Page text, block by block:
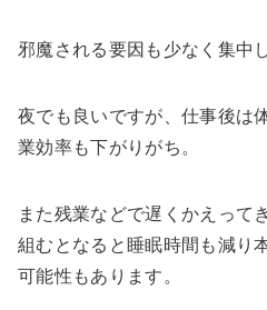
邪魔される要因も少なく集中
夜でも良いですが、仕事後は
業効率も下がりがち。
また残業などで遅くかえって
組むとなると 睡眠時間も減り
可能性もあります。